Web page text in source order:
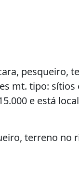
pesqueiro,
mt. tipo: sítios
e está
terreno no